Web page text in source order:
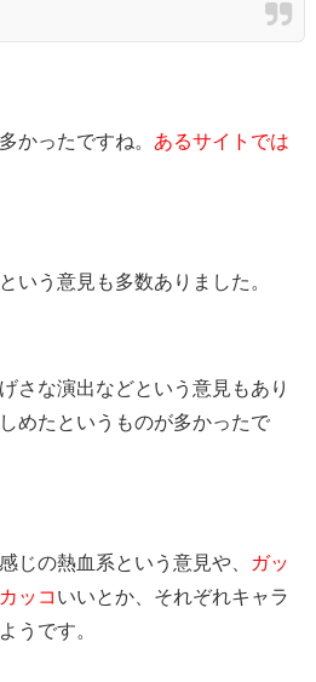
かったですね。 あるサイトでは
いう意見も多数ありました。
さな演出などという意見もあり
めたというものが多かったで
じの熱血系という意見や、
ガッ
ッコ いいとか、それぞれキャラ
うです。